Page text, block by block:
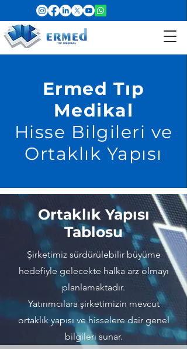
Ermed Tıp
Medikal
Hisse Bilgileri ve
Ortaklık Yapısı
Ortaklık Yapısı
Tablosu
Şirketimiz sürdürülebilir büyüme
hedefiyle gelecekte halka arz olmayı
planlamaktadır.
Yatırımcılara şirketimizin mevcut
ortaklık yapısı ve hisselere dair genel
bilgileri sunar.